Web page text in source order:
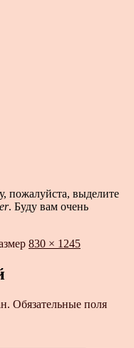
пожалуйста, выделите
. Буду вам очень
830 × 1245
Обязательные поля